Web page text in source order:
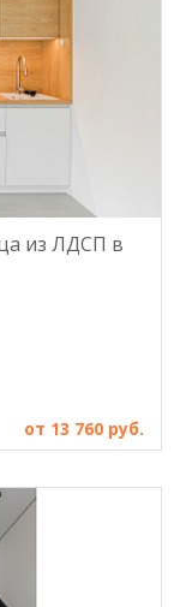
из ЛДСП в
от 13 760 руб.